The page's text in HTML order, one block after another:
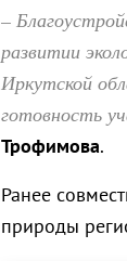
–
развитии
Иркутской
готовность
Трофимова.
Ранее
природы